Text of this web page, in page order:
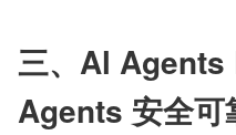
三、Al
Agents 安全可